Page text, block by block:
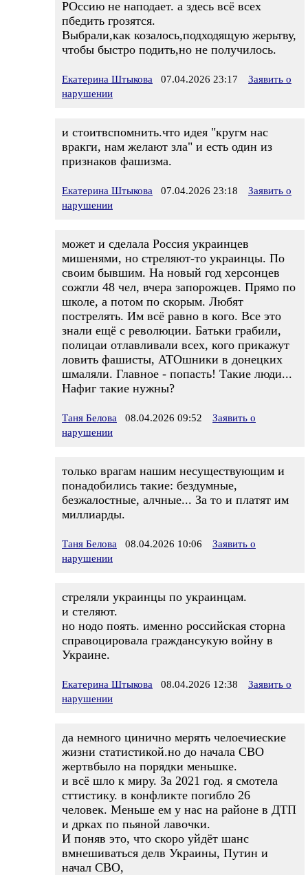
РОссию не наподает. а здесь всё всех
пбедить грозятся.
Выбрали,как козалось,подходящую жерьтву,
чтобы быстро подить,но не получилось.
Екатерина Штыкова 07.04.2026 23:17
Заявить о
нарушении
и стоитвспомнить.что идея "кругм нас
вракги, нам желают зла" и есть один из
признаков фашизма.
Екатерина Штыкова 07.04.2026 23:18
Заявить о
нарушении
может и сделала Россия украинцев
мишенями, но стреляют-то украинцы. По
своим бывшим. На новый год херсонцев
сожгли 48 чел, вчера запорожцев. Прямо по
школе, а потом по скорым. Любят
пострелять. Им всё равно в кого. Все это
знали ещё с революции. Батьки грабили,
полицаи отлавливали всех, кого прикажут
ловить фашисты, АТОшники в донецких
шмаляли. Главное - попасть! Такие люди...
Нафиг такие нужны?
Таня Белова 08.04.2026 09:52
Заявить о
нарушении
только врагам нашим несуществующим и
понадобились такие: бездумные,
безжалостные, алчные... За то и платят им
миллиарды.
Таня Белова 08.04.2026 10:06
Заявить о
нарушении
cтреляли украинцы по украинцам.
и стеляют.
но нодо поять. именно российская сторна
справоцировала граждансукую войну в
Украине.
Екатерина Штыкова 08.04.2026 12:38
Заявить о
нарушении
да немного цинично мерять челоечиеские
жизни статистикой.но до начала СВО
жертвбыло на порядки меньшке.
и всё шло к миру. За 2021 год. я смотела
сттистику. в конфликте погибло 26
человек. Меньше ем у нас на районе в ДТП
и дрках по пьяной лавочки.
И поняв это, что скоро уйдёт шанс
вмнешиваться делв Украины, Путин и
начал СВО,